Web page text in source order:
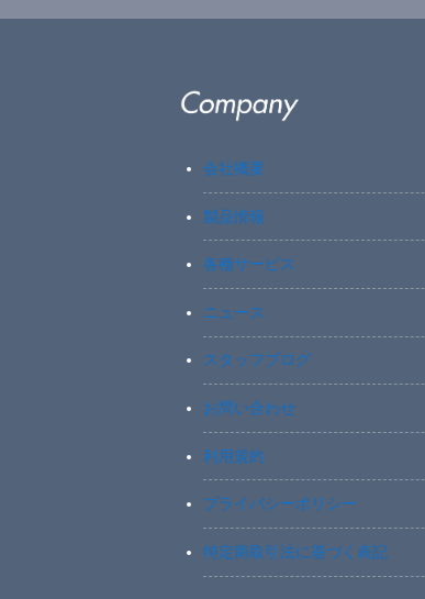
会社概要
製品情報
各種サービス
ニュース
スタッフブログ
お問い合わせ
利用規約
プライバシーポリシー
特定商取引法に基づく表記